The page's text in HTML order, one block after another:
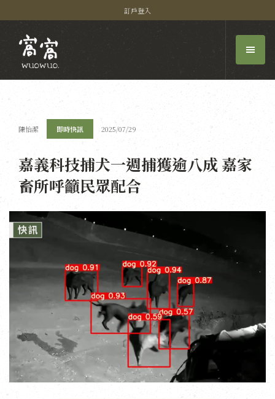
訂戶登入
陳怡潔 即時快訊 2025/07/29
嘉義科技捕犬一週捕獲逾八成 嘉家
畜所呼籲民眾配合